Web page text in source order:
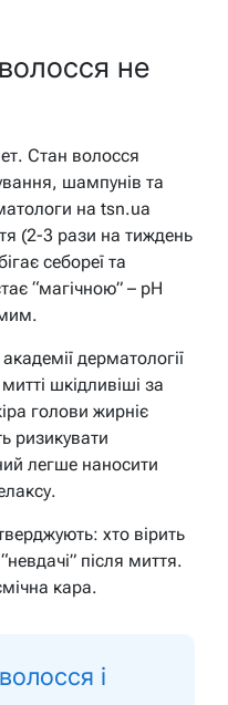
не
Стан волосся
шампунів та
на tsn.ua
(2-3 рази на тиждень
себореї та
“магічною” – pH
дерматології
шкідливіші за
голови жирніє
ризикувати
легше наносити
хто вірить
після миття.
кара.
і